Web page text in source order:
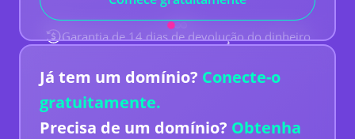
poucos minutos recebi respostas e
reconhecimentos aos meus e-mails o que foi
ótimo de ver. No gerala facilidade de uso, os
a outras pessoas e até mesmo o usaria
novamente.
Phil Taylor
Reino Unido
Garantia de 14 dias de devolução do dinheiro
Já tem um domínio? Conecte-o
gratuitamente.
Precisa de um domínio? Obtenha